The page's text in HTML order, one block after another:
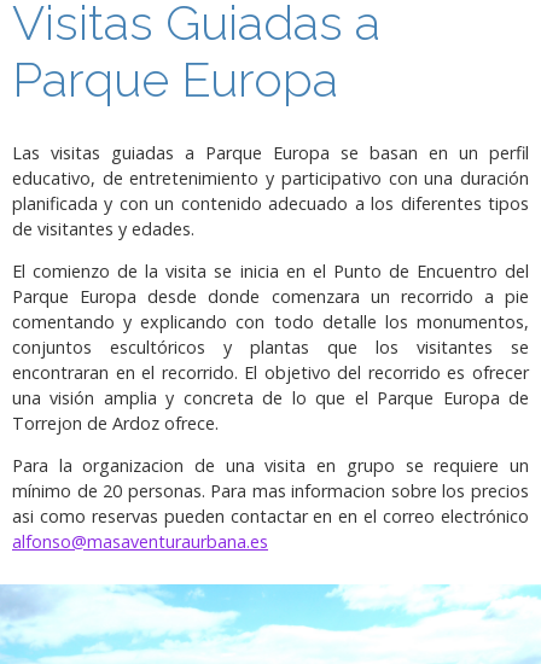
Visitas Guiadas a
Parque Europa
Las visitas guiadas a Parque Europa se basan en un perfil
educativo, de entretenimiento y participativo con una duración
planificada y con un contenido adecuado a los diferentes tipos
de visitantes y edades.
El comienzo de la visita se inicia en el Punto de Encuentro del
Parque Europa desde donde comenzara un recorrido a pie
comentando y explicando con todo detalle los monumentos,
conjuntos escultóricos y plantas que los visitantes se
encontraran en el recorrido. El objetivo del recorrido es ofrecer
una visión amplia y concreta de lo que el Parque Europa de
Torrejon de Ardoz ofrece.
Para la organizacion de una visita en grupo se requiere un
mínimo de 20 personas. Para mas informacion sobre los precios
asi como reservas pueden contactar en en el correo electrónico
alfonso@masaventuraurbana.es